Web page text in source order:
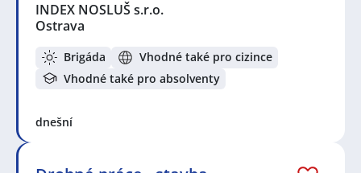
INDEX NOSLUŠ s.r.o.
Ostrava
Brigáda
Vhodné také pro cizince
Vhodné také pro absolventy
dnešní